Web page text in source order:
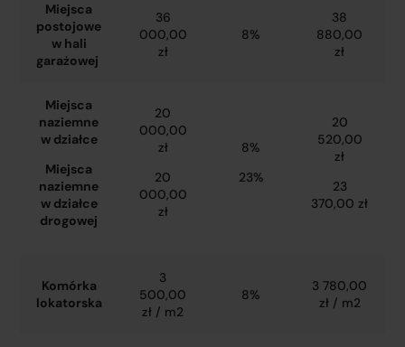
Miejsca
postojowe
w hali
garażowej
36
000,00
zł
8%
38
880,00
zł
Miejsca
naziemne
w działce
Miejsca
naziemne
w działce
drogowej
20
000,00
zł
20
000,00
zł
8%
23%
20
520,00
zł
23
370,00 zł
Komórka
lokatorska
3
500,00
zł / m2
8%
3 780,00
zł / m2